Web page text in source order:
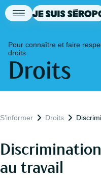
Pour connaître et faire
droits
Droits
S'informer Droits
au travail